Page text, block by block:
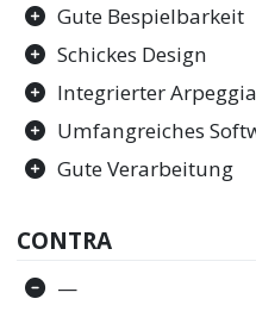
Gute Bespielbarkeit
Schickes Design
Integrierter
Umfangreiches
Gute Verarbeitung
CONTRA
—